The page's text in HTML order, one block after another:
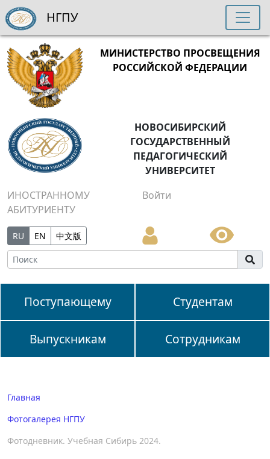
МИНИСТЕРСТВО ПРОСВЕЩЕНИЯ
РОССИЙСКОЙ ФЕДЕРАЦИИ
НОВОСИБИРСКИЙ
ГОСУДАРСТВЕННЫЙ
ПЕДАГОГИЧЕСКИЙ
УНИВЕРСИТЕТ
ИНОСТРАННОМУ
АБИТУРИЕНТУ
Войти
RU EN 中文版
Поступающему Студентам
Выпускникам Сотрудникам
НГПУ
Главная
Фотогалерея НГПУ
Фотодневник. Учебная Сибирь 2024.